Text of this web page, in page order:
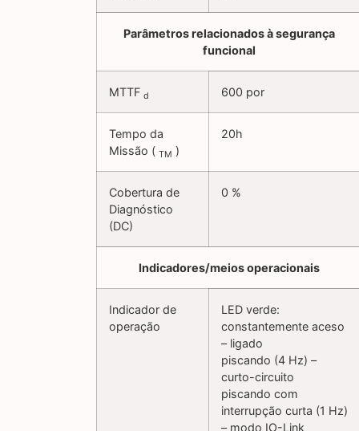
Parâmetros relacionados à segurança
funcional
MTTF d 600 por
Tempo da
Missão ( TM )
20h
Cobertura de
Diagnóstico
(DC)
0 %
Indicadores/meios operacionais
Indicador de
operação
LED verde:
constantemente aceso
– ligado
piscando (4 Hz) –
curto-circuito
piscando com
interrupção curta (1 Hz)
– modo IO-Link